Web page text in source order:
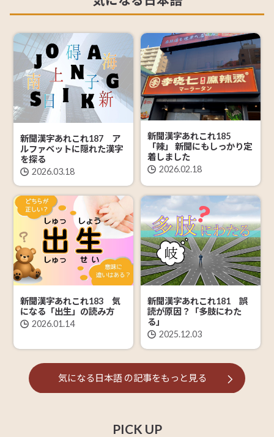
新聞漢字あれこれ187 ア
ルファベットに隠れた漢字
を探る
2026.03.18
新聞漢字あれこれ185
「辣」 新聞にもしっかり定
着しました
2026.02.18
新聞漢字あれこれ183 気
になる「出生」の読み方
2026.01.14
新聞漢字あれこれ181 誤
読が原因？「多肢にわた
る」
2025.12.03
気になる日本語 の記事をもっと見る
PICK UP